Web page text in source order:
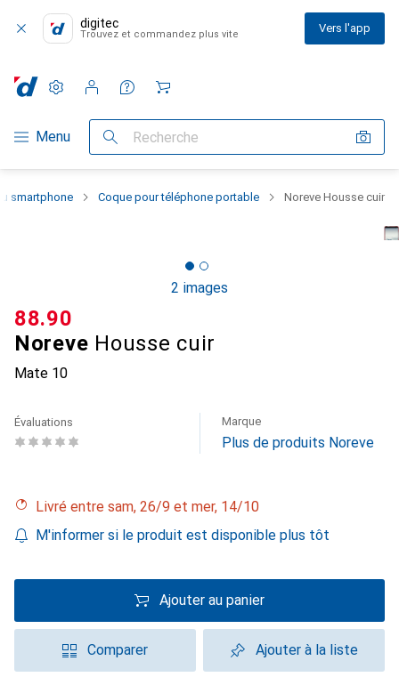
digitec
Trouvez et commandez plus vite Vers l'app
Navigation par catégorie
Menu Recherche
Paramètres
Compte client
Listes de comparaison
Listes d'envies
Panier
smartphone Coque pour téléphone portable Noreve Housse cuir
2 images
Noreve Housse cuir
Mate 10
CHF
88.90
Évaluations Marque
Plus de produits Noreve
Livré entre sam, 26/9 et mer, 14/10
M'informer si le produit est disponible plus tôt
Ajouter au panier
Comparer Ajouter à la liste